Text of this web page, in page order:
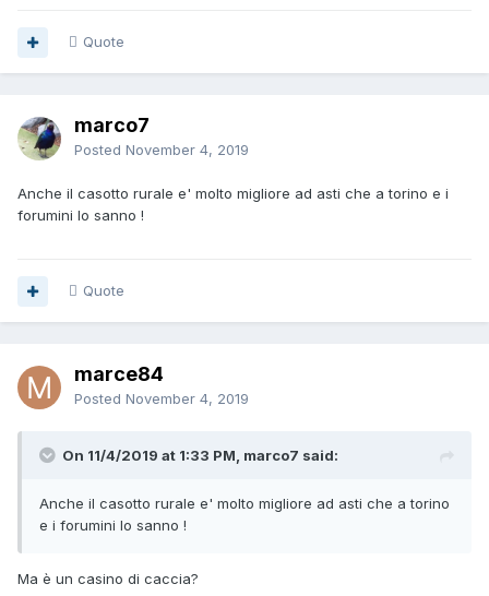
Quote
marco7
Posted November 4, 2019
Anche il casotto rurale e' molto migliore ad asti che a torino e i
forumini lo sanno !
Quote
marce84
Posted November 4, 2019
On 11/4/2019 at 1:33 PM, marco7 said:
Anche il casotto rurale e' molto migliore ad asti che a torino
e i forumini lo sanno !
Ma è un casino di caccia?